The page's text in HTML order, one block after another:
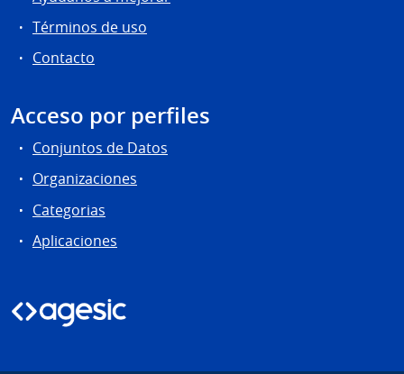
Términos de uso
Contacto
Acceso por perfiles
Conjuntos de Datos
Organizaciones
Categorias
Aplicaciones